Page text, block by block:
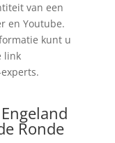
van een
en Youtube.
kunt u
link
Ronde